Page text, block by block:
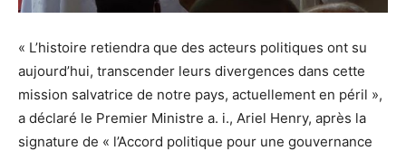
« L’histoire retiendra que des acteurs politiques ont su
aujourd’hui, transcender leurs divergences dans cette
mission salvatrice de notre pays, actuellement en péril »,
a déclaré le Premier Ministre a. i., Ariel Henry, après la
signature de « l’Accord politique pour une gouvernance